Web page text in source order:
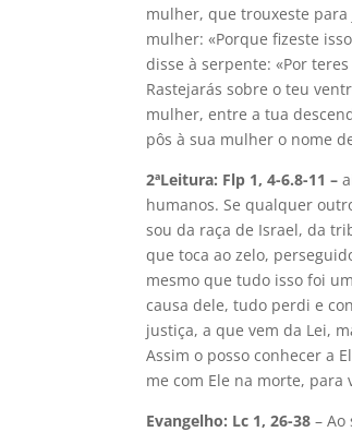
mulher, que trouxeste
mulher: «Porque fizeste
disse à serpente: «Por
Rastejarás sobre o teu
mulher, entre a tua
pôs à sua mulher o nome
2ªLeitura: Flp 1, 4-6.8-11 –
humanos. Se qualquer
sou da raça de Israel, da
que toca ao zelo,
mesmo que tudo isso foi
causa dele, tudo perdi e
justiça, a que vem da Lei,
Assim o posso conhecer a
me com Ele na morte,
Evangelho: Lc 1, 26-38 –